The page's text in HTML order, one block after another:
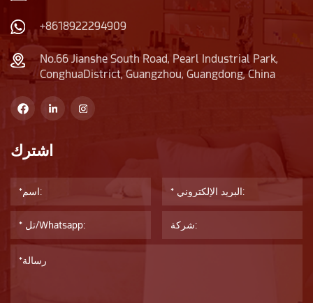
+8618922294909
No.66 Jianshe South Road, Pearl Industrial Park,
ConghuaDistrict, Guangzhou, Guangdong, China
اشترك